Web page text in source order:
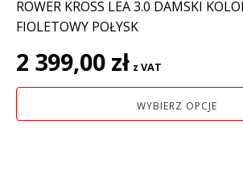
ROWER KROSS LEA 3.0 DAMSKI
FIOLETOWY POŁYSK
2 399,00 zł z VAT
WYBIERZ OPCJE